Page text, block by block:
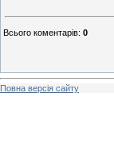
Всього коментарів: 0
Повна версія сайту